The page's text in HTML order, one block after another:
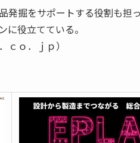
発掘をサポートする役割も担
に役立てている。
ｃｏ．ｊｐ）